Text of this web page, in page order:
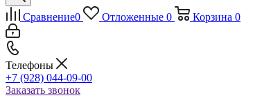
Сравнение0 Отложенные 0 Корзина 0
Телефоны
+7 (928) 044-09-00
Заказать звонок